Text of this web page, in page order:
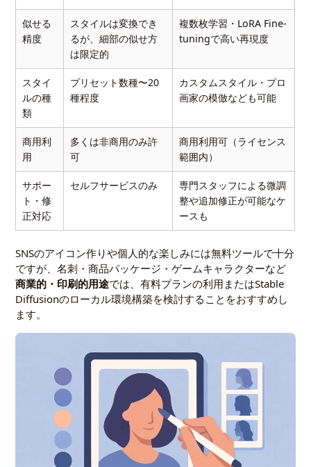
似せる
精度
スタイルは変換でき
るが、細部の似せ方
は限定的
複数枚学習・LoRA Fine-
tuningで高い再現度
スタイ
ルの種
類
プリセット数種〜20
種程度
カスタムスタイル・プロ
画家の模倣なども可能
商用利
用
多くは非商用のみ許
可
商用利用可（ライセンス
範囲内）
サポー
ト・修
正対応
セルフサービスのみ
専門スタッフによる微調
整や追加修正が可能なケ
ースも
SNSのアイコン作りや個人的な楽しみには無料ツールで十分
ですが、名刺・商品パッケージ・ゲームキャラクターなど
商業的・印刷的用途では、有料プランの利用またはStable
Diffusionのローカル環境構築を検討することをおすすめし
ます。